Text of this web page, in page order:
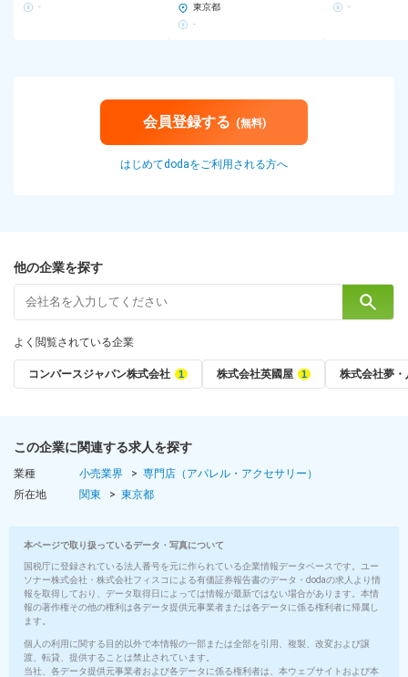
岡山県、広島県、高知県
・COCO DEAL（ココ ディール）
・RENAIKEIKAKU（レンアイケイカク）
★全国！希望を考慮！★
★名古屋・兵庫・博多は、新築の社宅あり★
★引越し代負担★
https://aiia-recruit.jp/
勤務地やブランドにこだわりがある方は、
上記URLをご確認の上、エントリーしてください！
※本人が望まない限り、転居を伴う転勤はありません。
勤務時間
シフト制／9：30～21：00（実働8時間）
-
東京都
-
-
会員登録する (無料)
はじめてdodaをご利用される方へ
他の企業を探す
よく閲覧されている企業
コンバースジャパン株式会社 株式会社英國屋 株式会社夢・
この企業に関連する求人を探す
業種 小売業界
専門店（アパレル・アクセサリー）
所在地
関東 東京都
本ページで取り扱っているデータ・写真について
国税庁に登録されている法人番号を元に作られている企業情報データベースです。ユー
ソナー株式会社・株式会社フィスコによる有価証券報告書のデータ・dodaの求人より情
報を取得しており、データ取得日によっては情報が最新ではない場合があります。本情
報の著作権その他の権利は各データ提供元事業者または各データに係る権利者に帰属し
ます。
個人の利用に関する目的以外で本情報の一部または全部を引用、複製、改変および譲
渡、転貸、提供することは禁止されています。
当社、各データ提供元事業者および各データに係る権利者は、本ウェブサイトおよび本